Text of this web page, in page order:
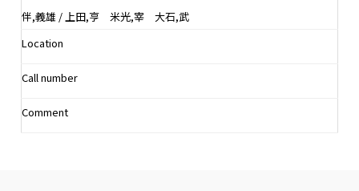
伴,義雄 / 上田,亨 米光,宰 大石,武
Location
Call number
Comment